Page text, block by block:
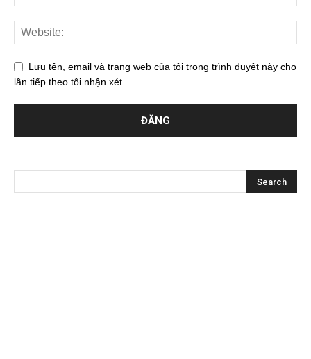
Lưu tên, email và trang web của tôi trong trình duyệt này cho
lần tiếp theo tôi nhận xét.